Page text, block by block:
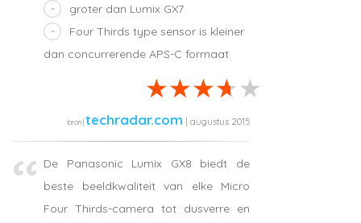
groter dan Lumix GX7
Four Thirds type sensor is kleiner
dan concurrerende APS-C formaat
techradar.com | augustus 2015
De Panasonic Lumix GX8 biedt de
beste beeldkwaliteit van elke Micro
Four Thirds-camera tot dusverre en